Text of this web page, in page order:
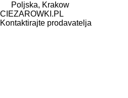
Poljska, Krakow
CIEZAROWKI.PL
Kontaktirajte prodavatelja